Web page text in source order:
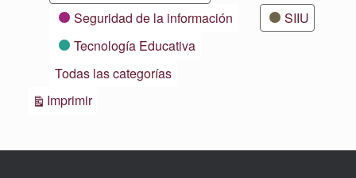
Seguridad de la información
SIIU
Tecnología Educativa
Todas las categorías
ImprimirVistas